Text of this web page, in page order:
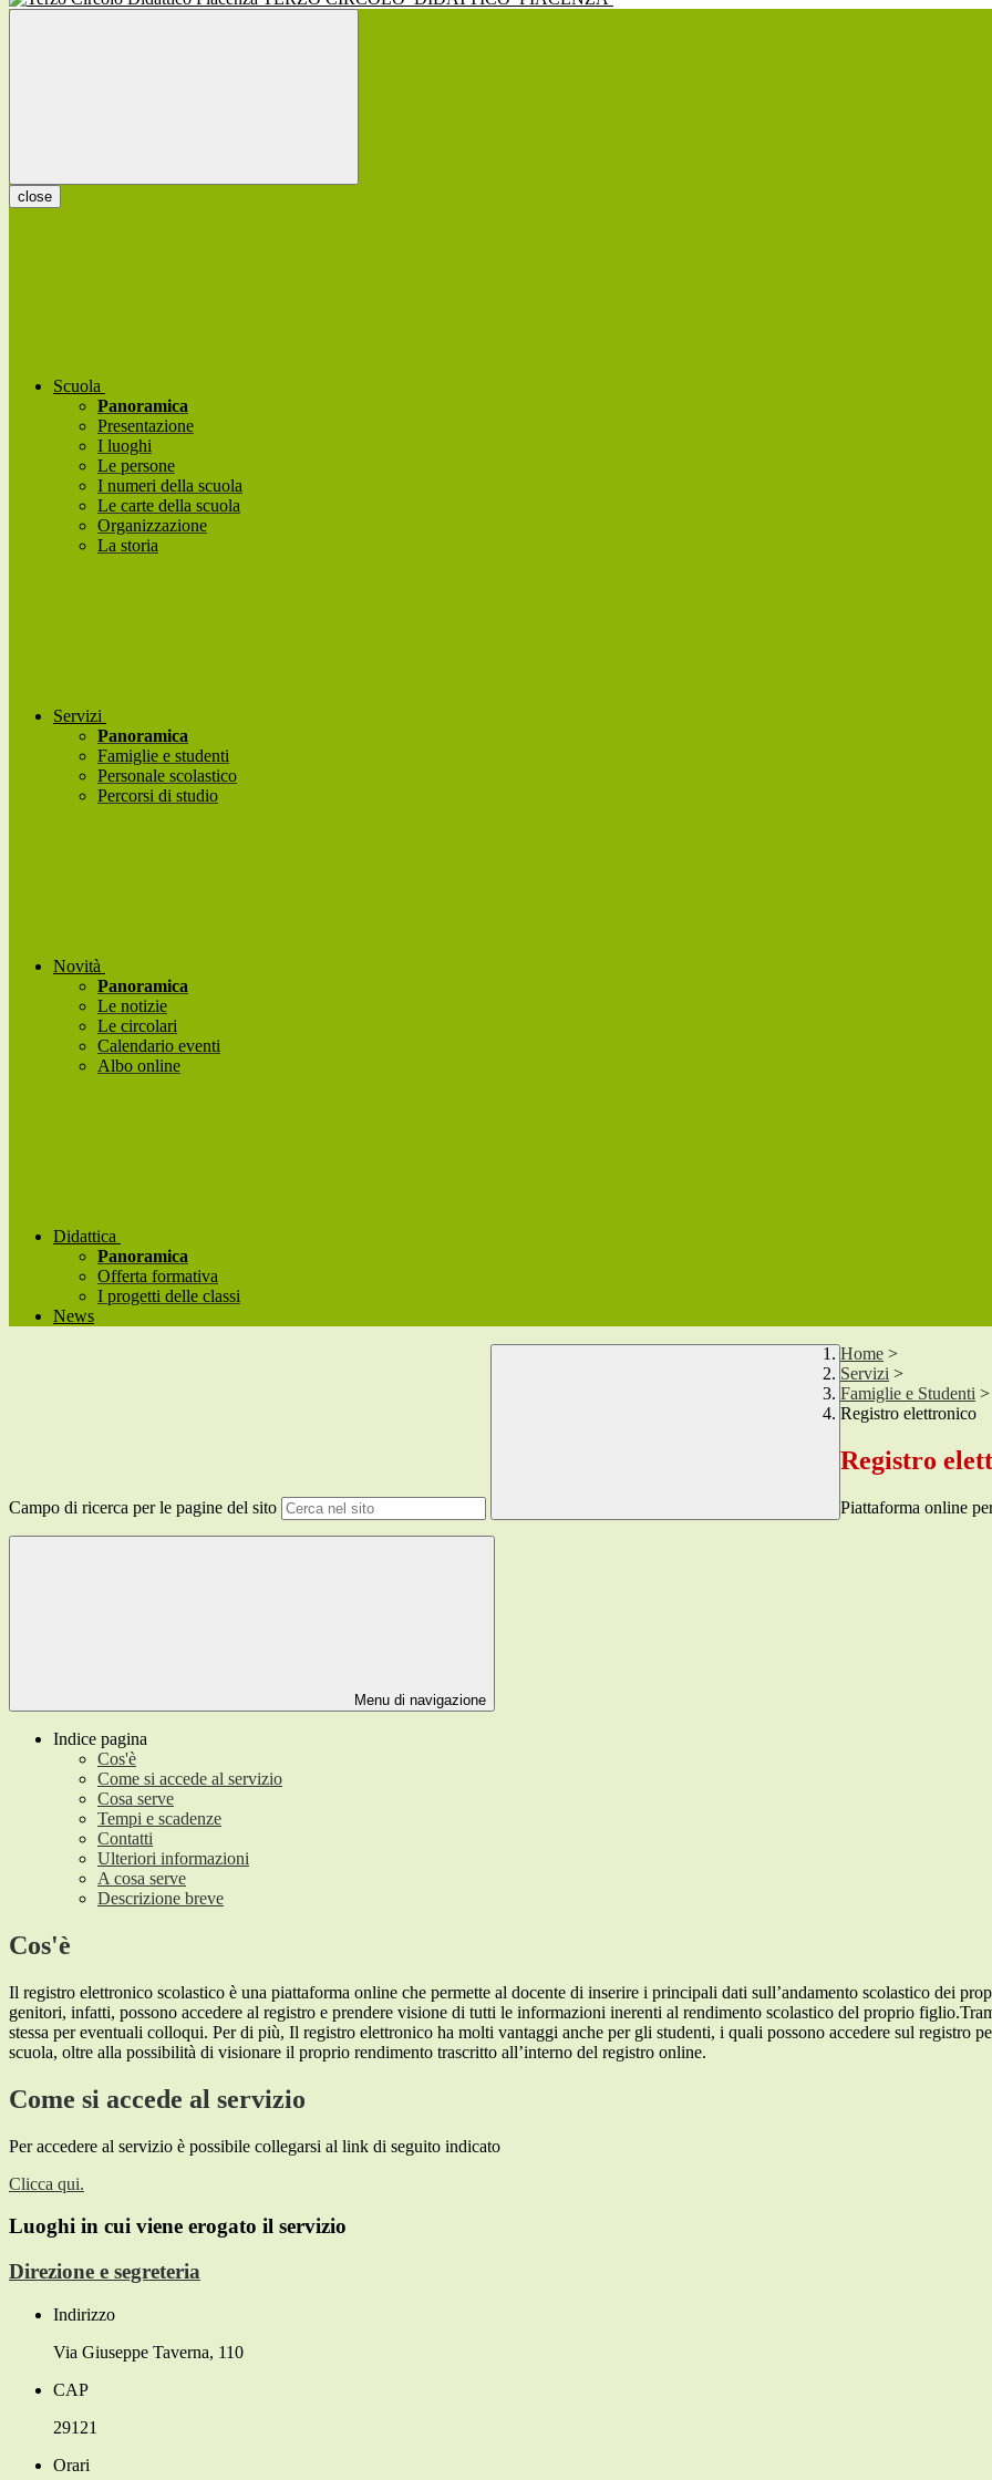
close
Scuola
Panoramica
Presentazione
I luoghi
Le persone
I numeri della scuola
Le carte della scuola
Organizzazione
La storia
Servizi
Panoramica
Famiglie e studenti
Personale scolastico
Percorsi di studio
Novità
Panoramica
Le notizie
Le circolari
Calendario eventi
Albo online
Didattica
Panoramica
Offerta formativa
I progetti delle classi
News
Campo di ricerca per le pagine del sito
Home >
Servizi >
Famiglie e Studenti >
Registro elettronico
Registro
Piattaforma online
Menu di navigazione
Indice pagina
Cos'è
Come si accede al servizio
Cosa serve
Tempi e scadenze
Contatti
Ulteriori informazioni
A cosa serve
Descrizione breve
Cos'è
Il registro elettronico scolastico è una piattaforma online che permette al docente di inserire i principali dati sull’andamento scolastico dei
genitori, infatti, possono accedere al registro e prendere visione di tutti le informazioni inerenti al rendimento scolastico del proprio
stessa per eventuali colloqui. Per di più, Il registro elettronico ha molti vantaggi anche per gli studenti, i quali possono accedere sul registro
scuola, oltre alla possibilità di visionare il proprio rendimento trascritto all’interno del registro online.
Come si accede al servizio
Per accedere al servizio è possibile collegarsi al link di seguito indicato
Clicca qui.
Luoghi in cui viene erogato il servizio
Direzione e segreteria
Indirizzo
Via Giuseppe Taverna, 110
CAP
29121
Orari